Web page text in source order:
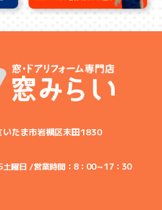
たま市岩槻区末田1830
土曜日 /営業時間：8：00～17：30